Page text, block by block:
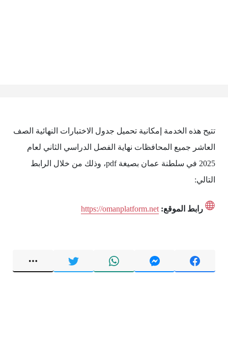
تتيح هذه الخدمة إمكانية تحميل جدول الاختبارات النهائية الصف
العاشر جميع المحافظات نهاية الفصل الدراسي الثاني لعام
2025 في سلطنة عمان بصيغة pdf، وذلك من خلال الرابط
التالي:
رابط الموقع: https://omanplatform.net